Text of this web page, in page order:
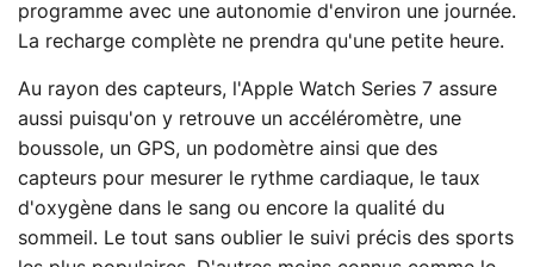
programme avec une autonomie d'environ une journée.
La recharge complète ne prendra qu'une petite heure.
Au rayon des capteurs, l'Apple Watch Series 7 assure
aussi puisqu'on y retrouve un accéléromètre, une
boussole, un GPS, un podomètre ainsi que des
capteurs pour mesurer le rythme cardiaque, le taux
d'oxygène dans le sang ou encore la qualité du
sommeil. Le tout sans oublier le suivi précis des sports